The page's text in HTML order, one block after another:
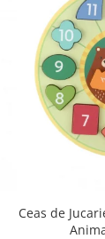
Ceas de